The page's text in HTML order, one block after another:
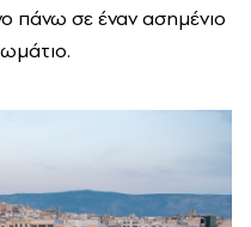
πάνω σε έναν ασημένιο